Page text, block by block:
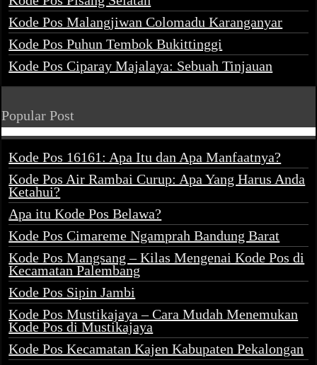
Kode Pos Malangjiwan Colomadu Karanganyar
Kode Pos Puhun Tembok Bukittinggi
Kode Pos Ciparay Majalaya: Sebuah Tinjauan
Popular Post
Kode Pos 16161: Apa Itu dan Apa Manfaatnya?
Kode Pos Air Rambai Curup: Apa Yang Harus Anda
Ketahui?
Apa itu Kode Pos Belawa?
Kode Pos Cimareme Ngamprah Bandung Barat
Kode Pos Mangsang – Kilas Mengenai Kode Pos di
Kecamatan Palembang
Kode Pos Sipin Jambi
Kode Pos Mustikajaya – Cara Mudah Menemukan
Kode Pos di Mustikajaya
Kode Pos Kecamatan Kajen Kabupaten Pekalongan